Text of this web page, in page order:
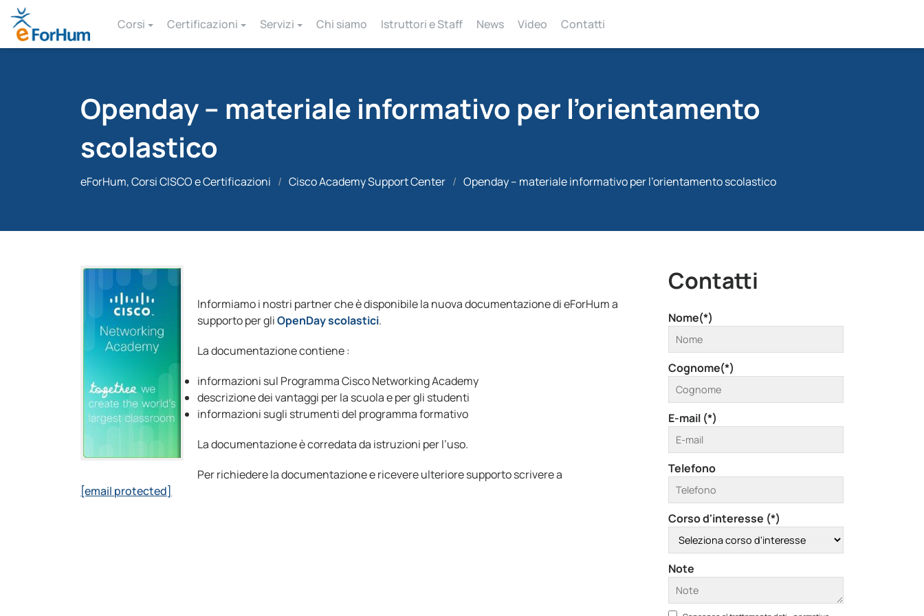
Corsi Certificazioni Servizi Chi siamo Istruttori e Staff News Video Contatti
Openday – materiale informativo per l’orientamento
scolastico
eForHum, Corsi CISCO e Certificazioni / Cisco Academy Support Center / Openday – materiale informativo per l’orientamento scolastico
Informiamo i nostri partner che è disponibile la nuova documentazione di eForHum a
supporto per gliOpenDay scolastici.
La documentazione contiene :
informazioni sul Programma Cisco Networking Academy
descrizione dei vantaggi per la scuola e per gli studenti
informazioni sugli strumenti del programma formativo
La documentazione è corredata da istruzioni per l’uso.
Per richiedere la documentazione e ricevere ulteriore supporto scrivere a
[email protected]
Contatti
Nome(*)
Cognome(*)
E-mail (*)
Telefono
Corso d'interesse (*)
Note